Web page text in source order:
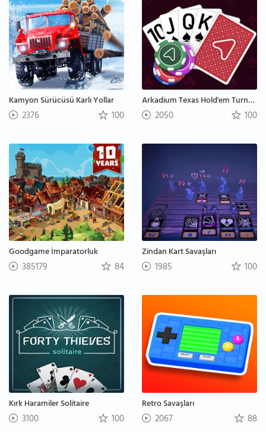
Kamyon Sürücüsü Karlı Yollar
2376 100
Arkadium Texas Hold'em Turnuva
2050 100
Goodgame İmparatorluk
385179 84
Zindan Kart Savaşları
1985 100
Kırk Haramiler Solitaire
3100 100
Retro Savaşları
2067 88